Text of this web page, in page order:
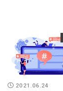
2021.06.24